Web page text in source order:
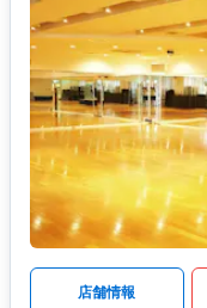
店舗情報